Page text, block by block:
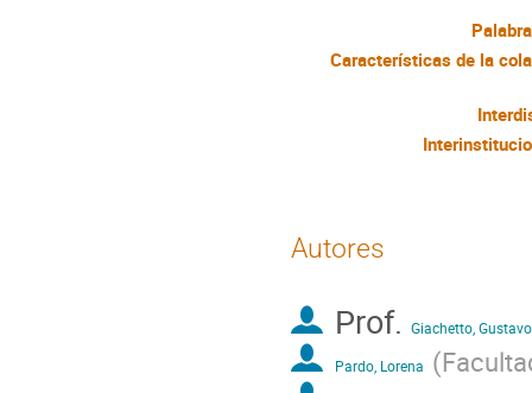
Autores
Prof. Giachetto, Gustavo
Pardo, Lorena (